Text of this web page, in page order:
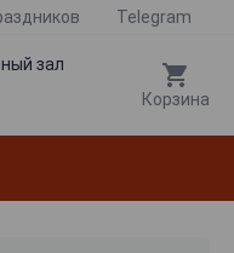
Telegram
зал
Корзина